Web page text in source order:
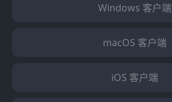
Windows 客户端
macOS 客户端
iOS 客户端